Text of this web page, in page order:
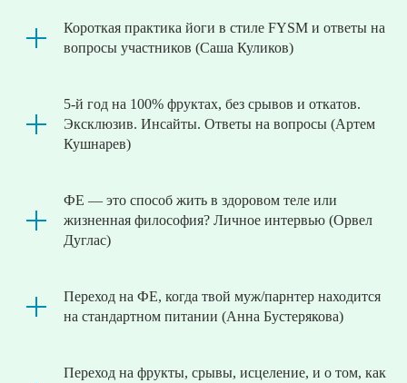
Короткая практика йоги в стиле FYSM и ответы на
вопросы участников (Саша Куликов)
5-й год на 100% фруктах, без срывов и откатов.
Эксклюзив. Инсайты. Ответы на вопросы (Артем
Кушнарев)
ФЕ — это способ жить в здоровом теле или
жизненная философия? Личное интервью (Орвел
Дуглас)
Переход на ФЕ, когда твой муж/парнтер находится
на стандартном питании (Анна Бустерякова)
Переход на фрукты, срывы, исцеление, и о том, как